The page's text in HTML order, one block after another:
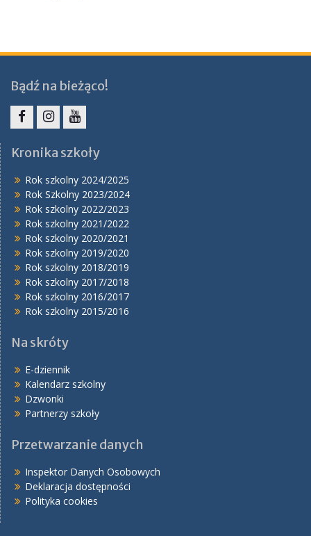
Bądź na bieżąco!
Kronika szkoły
Rok szkolny 2024/2025
Rok Szkolny 2023/2024
Rok szkolny 2022/2023
Rok szkolny 2021/2022
Rok szkolny 2020/2021
Rok szkolny 2019/2020
Rok szkolny 2018/2019
Rok szkolny 2017/2018
Rok szkolny 2016/2017
Rok szkolny 2015/2016
Na skróty
E-dziennik
Kalendarz szkolny
Dzwonki
Partnerzy szkoły
Przetwarzanie danych
Inspektor Danych Osobowych
Deklaracja dostępności
Polityka cookies